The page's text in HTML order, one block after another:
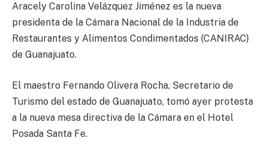
Aracely Carolina Velázquez Jiménez es la nueva
presidenta de la Cámara Nacional de la Industria de
Restaurantes y Alimentos Condimentados (CANIRAC)
de Guanajuato.
El maestro Fernando Olivera Rocha, Secretario de
Turismo del estado de Guanajuato, tomó ayer protesta
a la nueva mesa directiva de la Cámara en el Hotel
Posada Santa Fe.